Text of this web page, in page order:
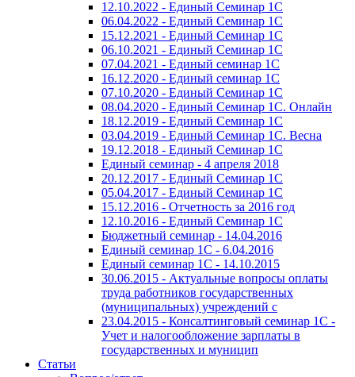
12.10.2022 - Единый Семинар 1С
06.04.2022 - Единый Семинар 1С
15.12.2021 - Единый Семинар 1С
06.10.2021 - Единый Семинар 1С
07.04.2021 - Единый семинар 1С
16.12.2020 - Единый семинар 1С
07.10.2020 - Единый Семинар 1С
08.04.2020 - Единый Семинар 1С. Онлайн
18.12.2019 - Единый Семинар 1С
03.04.2019 - Единый Семинар 1С. Весна
19.12.2018 - Единый Семинар 1С
Единый семинар - 4 апреля 2018
20.12.2017 - Единый Семинар 1С
05.04.2017 - Единый Семинар 1С
15.12.2016 - Отчетность за 2016 год
12.10.2016 - Единый Семинар 1С
Бюджетный семинар - 14.04.2016
Единый семинар 1С - 6.04.2016
Единый семинар 1С - 14.10.2015
30.06.2015 - Актуальные вопросы оплаты
труда работников государственных
(муниципальных) учреждений с
23.04.2015 - Консалтинговый семинар 1С -
Учет и налогообложение зарплаты в
государственных и муницип
Статьи